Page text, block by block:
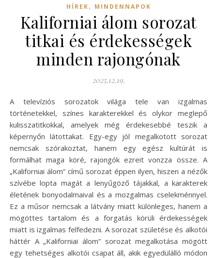
HÍREK, MINDENNAPOK
Kaliforniai álom sorozat
titkai és érdekességek
minden rajongónak
2025.12.19.
A televíziós sorozatok világa tele van izgalmas
történetekkel, színes karakterekkel és olykor meglepő
kulisszatitkokkal, amelyek még érdekesebbé teszik a
képernyőn látottakat. Egy-egy jól megalkotott sorozat
nemcsak szórakoztat, hanem egy egész kultúrát is
formálhat maga köré, rajongók ezreit vonzza össze. A
„Kaliforniai álom” című sorozat éppen ilyen, hiszen a nézők
szívébe lopta magát a lenyűgöző tájakkal, a karakterek
életének bonyodalmaival és a mozgalmas cselekménnyel.
Ez a műsor nemcsak a látvány miatt különleges, hanem a
mögöttes tartalom és a forgatás körüli érdekességek
miatt is izgalmas felfedezni. A sorozat születése és alkotói
háttér A „Kaliforniai álom” sorozat megalkotása mögött
egy tehetséges alkotói csapat áll, akik egyedülálló módon